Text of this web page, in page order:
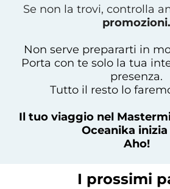
Se non la trovi, controlla
promozioni.
Non serve prepararti in
Porta con te solo la tua
presenza.
Tutto il resto lo
Il tuo viaggio nel
Oceanika inizia
Aho!
I prossimi